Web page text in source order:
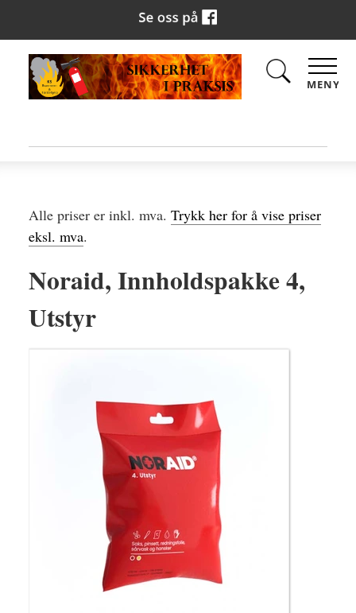
MENY
Alle priser er inkl. mva. Trykk her for å vise priser
eksl. mva.
Noraid, Innholdspakke 4,
Utstyr